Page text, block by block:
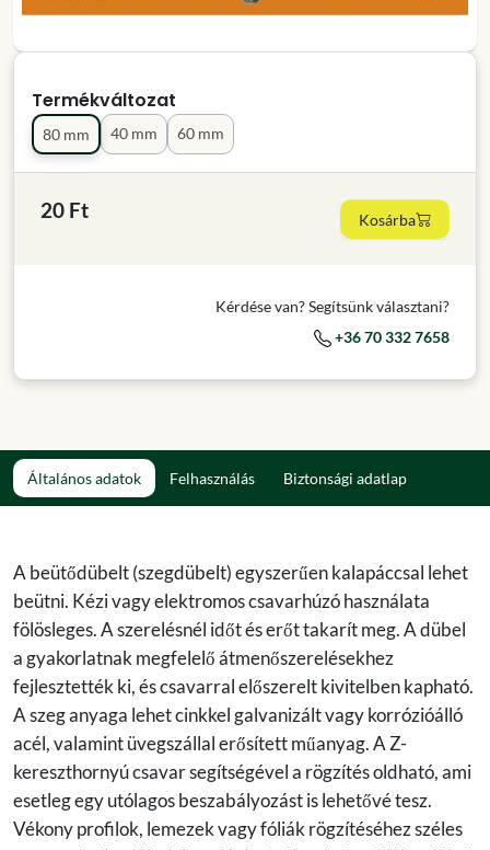
Termékváltozat
40 mm 60 mm
80 mm
20 Ft Kosárba
Kérdése van? Segítsünk választani?
+36 70 332 7658
Általános adatok Felhasználás Biztonsági adatlap
A beütődübelt (szegdübelt) egyszerűen kalapáccsal lehet
beütni. Kézi vagy elektromos csavarhúzó használata
fölösleges. A szerelésnél időt és erőt takarít meg. A dübel
a gyakorlatnak megfelelő átmenőszerelésekhez
fejlesztették ki, és csavarral előszerelt kivitelben kapható.
A szeg anyaga lehet cinkkel galvanizált vagy korrózióálló
acél, valamint üvegszállal erősített műanyag. A Z-
kereszthornyú csavar segítségével a rögzítés oldható, ami
esetleg egy utólagos beszabályozást is lehetővé tesz.
Vékony profilok, lemezek vagy fóliák rögzítéséhez széles